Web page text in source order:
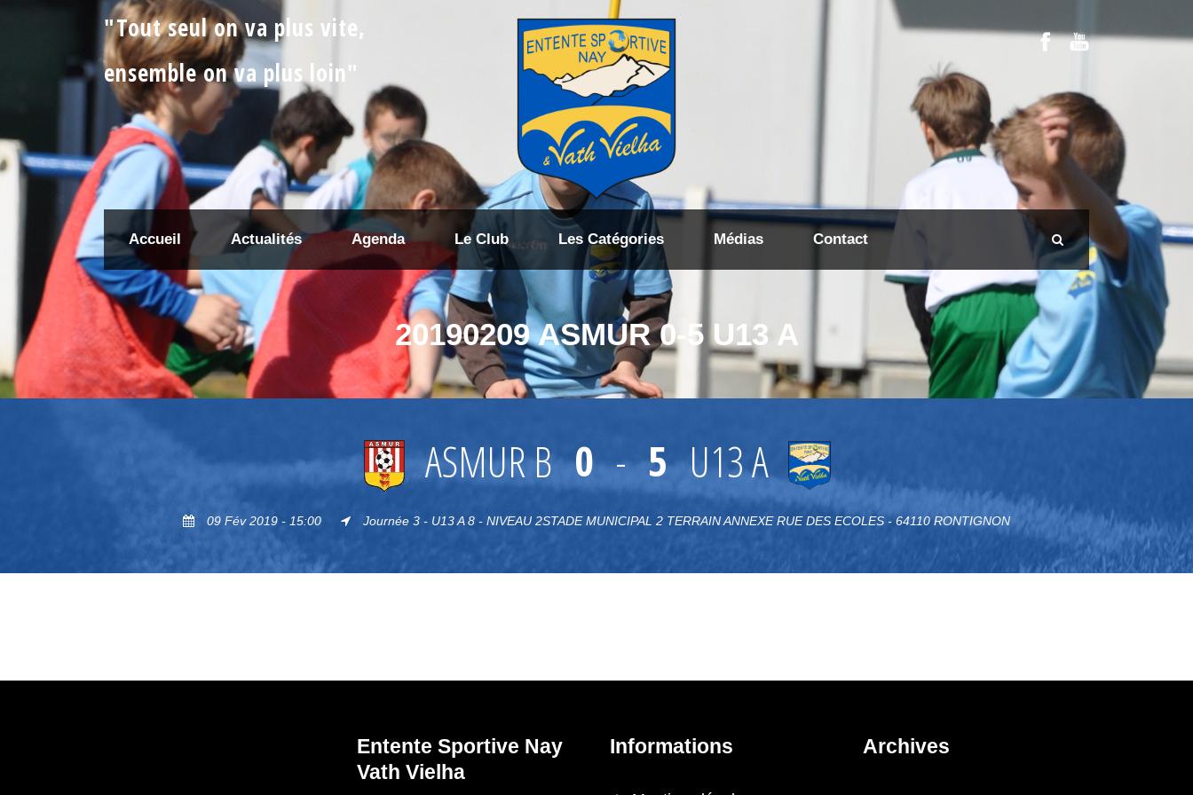
"Tout seul on va plus vite,
ensemble on va plus loin"
Accueil Actualités Agenda Le Club Les Catégories Médias Contact
20190209 ASMUR 0-5 U13 A
ASMUR B 0 - 5 U13 A
09 Fév 2019 - 15:00 Journée 3 - U13 A 8 - NIVEAU 2STADE MUNICIPAL 2 TERRAIN ANNEXE RUE DES ECOLES - 64110 RONTIGNON
Entente Sportive Nay
Vath Vielha
Informations Archives